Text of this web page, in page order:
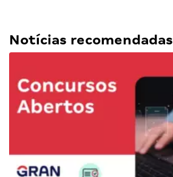
Notícias recomendadas